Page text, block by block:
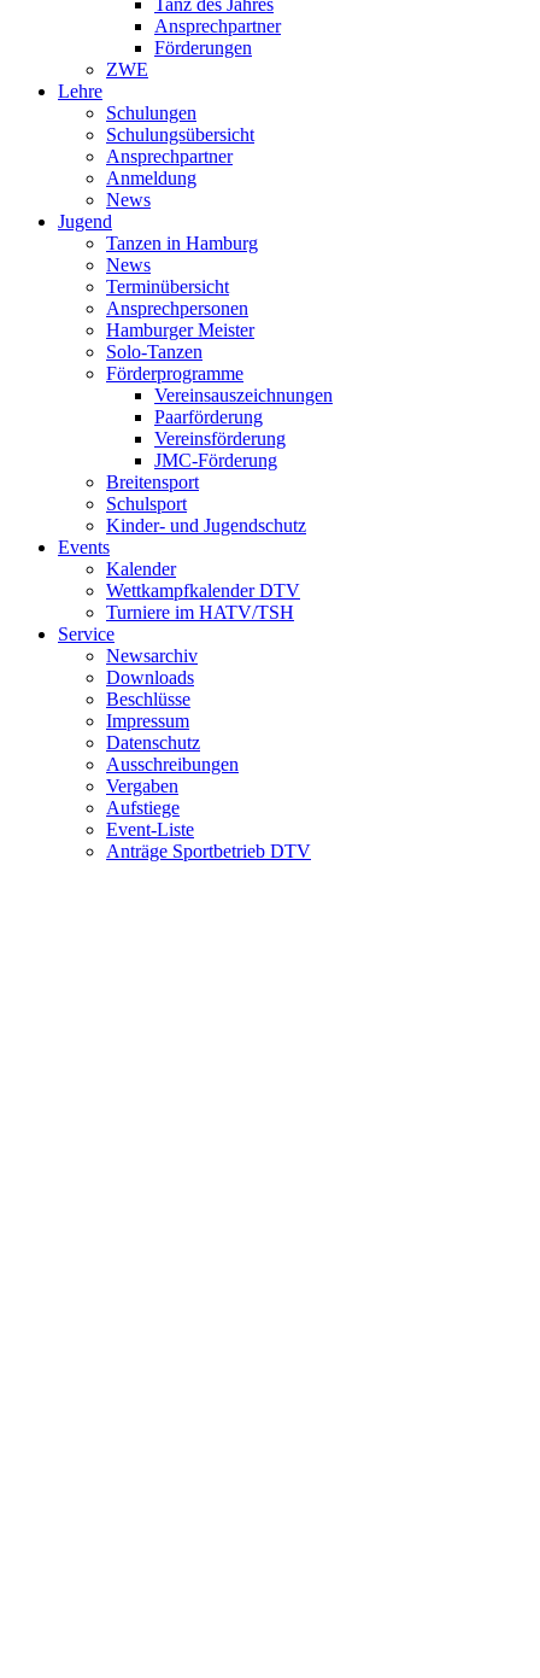
Ansprechpartner
Förderungen
ZWE
Lehre
Schulungen
Schulungsübersicht
Ansprechpartner
Anmeldung
News
Jugend
Tanzen in Hamburg
News
Terminübersicht
Ansprechpersonen
Hamburger Meister
Solo-Tanzen
Förderprogramme
Vereinsauszeichnungen
Paarförderung
Vereinsförderung
JMC-Förderung
Breitensport
Schulsport
Kinder- und Jugendschutz
Events
Kalender
Wettkampfkalender DTV
Turniere im HATV/TSH
Service
Newsarchiv
Downloads
Beschlüsse
Impressum
Datenschutz
Ausschreibungen
Vergaben
Aufstiege
Event-Liste
Anträge Sportbetrieb DTV